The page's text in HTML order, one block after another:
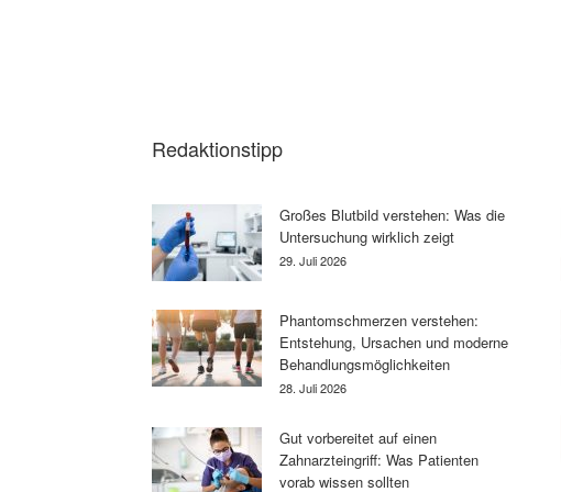
Redaktionstipp
Großes Blutbild verstehen: Was die
Untersuchung wirklich zeigt
29. Juli 2026
Phantomschmerzen verstehen:
Entstehung, Ursachen und moderne
Behandlungsmöglichkeiten
28. Juli 2026
Gut vorbereitet auf einen
Zahnarzteingriff: Was Patienten
vorab wissen sollten